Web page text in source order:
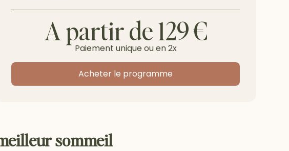
A partir de 129 €
Paiement unique ou en 2x
Acheter le programme
sommeil